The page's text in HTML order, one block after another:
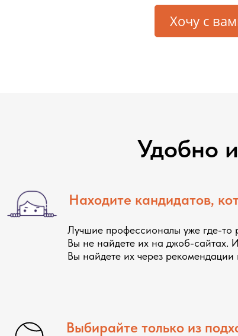
Хочу с
Удобно
Выбирайте только из
Находите кандидатов,
Лучшие профессионалы уже где-то
Вы не найдете их на джоб-сайтах.
Вы найдете их через рекомендации